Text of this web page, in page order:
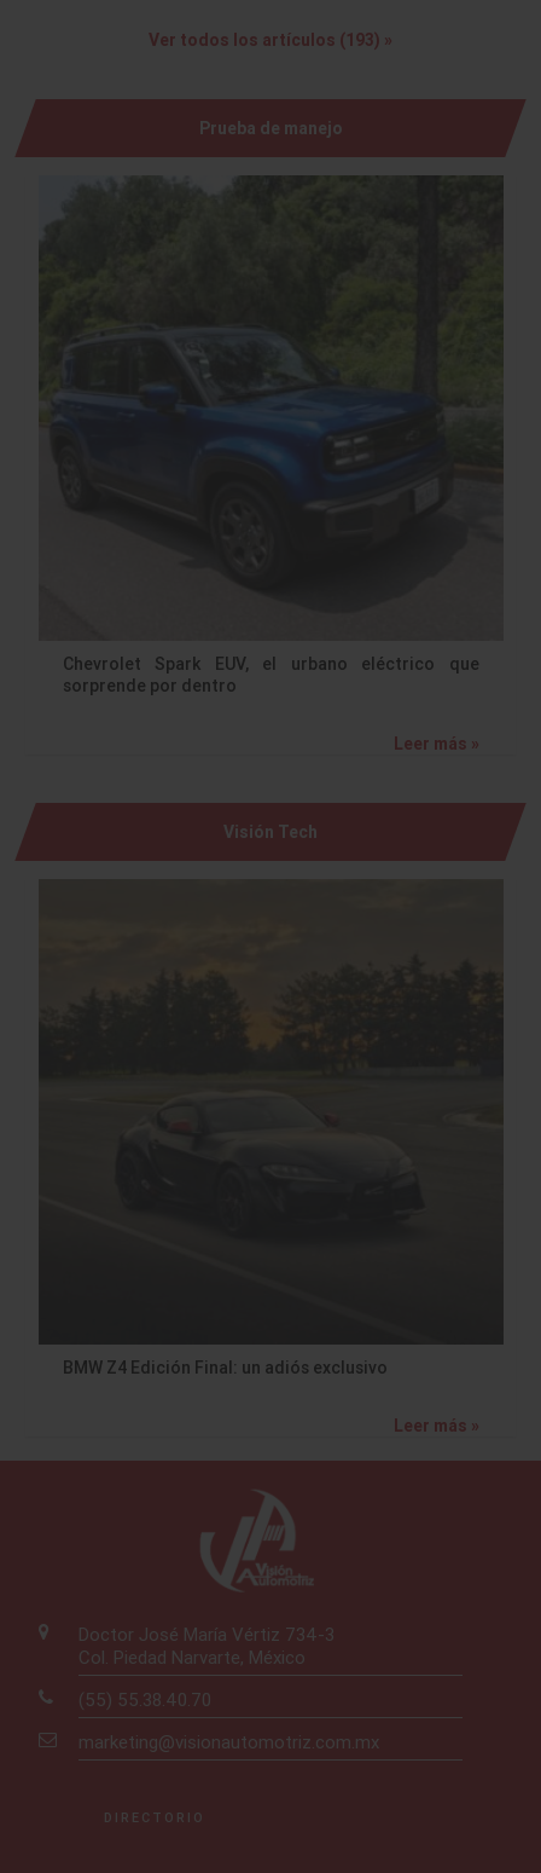
Ver todos los artículos (193) »
Prueba de manejo
Chevrolet Spark EUV, el urbano eléctrico que
sorprende por dentro
Leer más »
Visión Tech
BMW Z4 Edición Final: un adiós exclusivo
Leer más »
Doctor José María Vértiz 734-3
Col. Piedad Narvarte, México
(55) 55.38.40.70
marketing@visionautomotriz.com.mx
DIRECTORIO